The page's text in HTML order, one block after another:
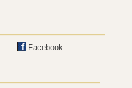
Facebook